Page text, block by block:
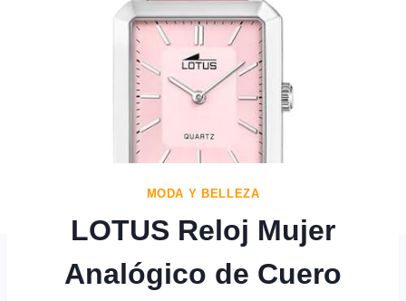
MODA Y BELLEZA
LOTUS Reloj Mujer
Analógico de Cuero